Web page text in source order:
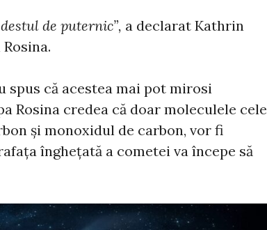
de puternic”, a declarat Kathrin
spus că acestea mai pot mirosi
Rosina credea că doar moleculele cele
și monoxidul de carbon, vor fi
înghețată a cometei va începe să